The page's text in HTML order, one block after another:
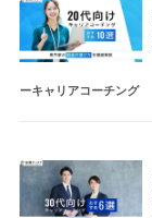
ーキャリアコーチング